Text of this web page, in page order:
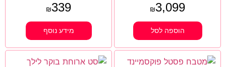
₪3,099
הוספה לסל
₪339
מידע נוסף